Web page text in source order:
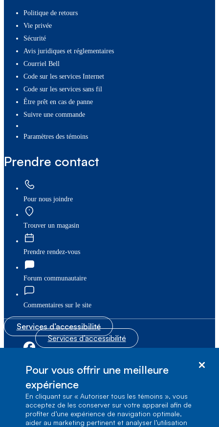
Politique de retours
Vie privée
Sécurité
Avis juridiques et réglementaires
Courriel Bell
Code sur les services Internet
Code sur les services sans fil
Être prêt en cas de panne
Suivre une commande
paramètres des témoins
Prendre contact
Pour nous joindre
Trouver un magasin
Prendre rendez-vous
Forum communautaire
Commentaires sur le site
Services d’accessibilité
Services d’accessibilité
1, carrefour Alexander-Graham-Bell, Aile A-7,
Verdun, Québec, H3E 3B3
Pour vous offrir une meilleure
expérience
En cliquant sur « Autoriser tous les témoins », vous
acceptez de les conserver sur votre appareil afin de
profiter d’une expérience de navigation optimale,
aider au marketing pertinent et analyser l’utilisation